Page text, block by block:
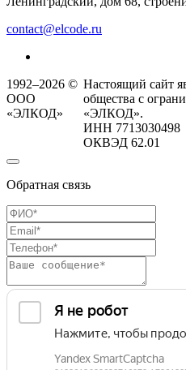
contact@elcode.ru
1992–2026 ©
ООО
«ЭЛКОД»
Настоящий сайт
общества с
«ЭЛКОД».
ИНН
ОКВЭД 62.01
Обратная связь